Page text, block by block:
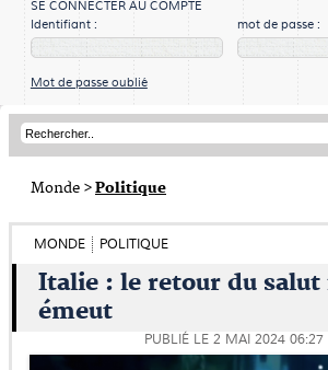
SE CONNECTER AU COMPTE
Identifiant :
mot de passe :
Mot de passe oublié
Monde >Politique
MONDE POLITIQUE
Italie : le retour du salut
émeut
PUBLIÉ LE 2 MAI 2024 06:27